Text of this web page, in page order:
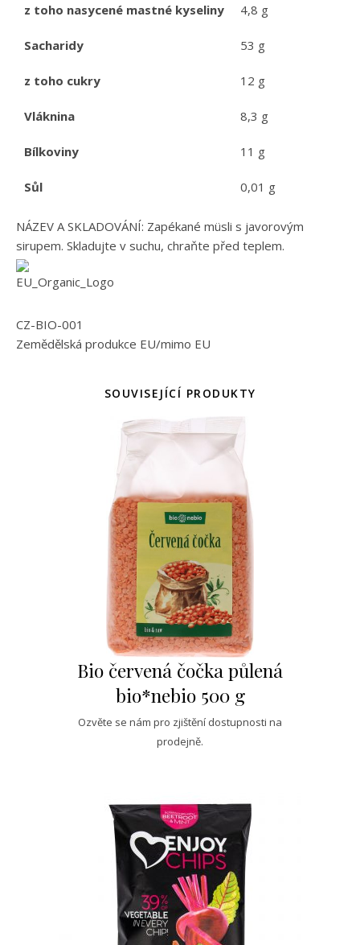
z toho nasycené mastné kyseliny 4,8 g
Sacharidy 53 g
z toho cukry 12 g
Vláknina 8,3 g
Bílkoviny 11 g
Sůl 0,01 g
NÁZEV A SKLADOVÁNÍ: Zapékané müsli s javorovým
sirupem. Skladujte v suchu, chraňte před teplem.
CZ-BIO-001
Zemědělská produkce EU/mimo EU
SOUVISEJÍCÍ PRODUKTY
Bio červená čočka půlená
bio*nebio 500 g
Ozvěte se nám pro zjištění dostupnosti na
prodejně.